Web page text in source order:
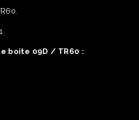
boite 09D / TR60 :